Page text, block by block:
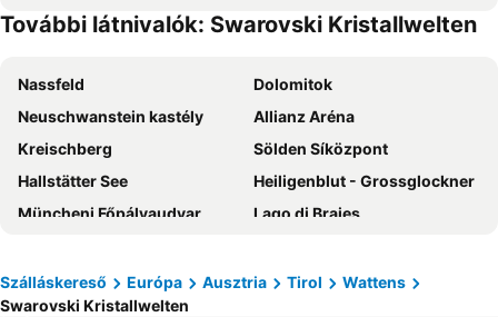
Hotel Goldene Krone Innsbruck
Hotel Gruberhof
Hotel Das Innsbruck
Hotel Schwarzer Adler Innsbruck
Sporthotel Igls
Penz Hotel West
Hotel Tautermann
Hotel Sonnenhof - bed & breakfast & appartements
Pension Stoi budget guesthouse
Hotel Mondschein
Nala Individuellhotel
Das Rotspitz
Adlers Hotel
Hotel Dollinger
Hotel Sailer
További látnivalók: Swarovski Kristallwelten
Nassfeld
Dolomitok
Neuschwanstein kastély
Allianz Aréna
Kreischberg
Sölden Síközpont
Hallstätter See
Heiligenblut - Grossglockner
Müncheni Főpályaudvar
Lago di Braies
Grossglockner High Alpine Road
Innsbruck Főpályaudvar
Tre cime di Lavaredo
Szálláskereső Európa Ausztria Tirol
Wattens
Swarovski Kristallwelten